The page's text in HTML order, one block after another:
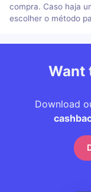
compra. Caso haja
escolher o método
Want
Download